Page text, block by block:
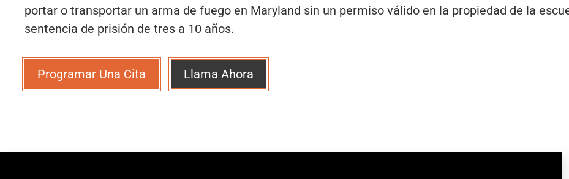
portar o transportar un arma de fuego en Maryland sin un permiso válido en la propiedad de la
sentencia de prisión de tres a 10 años.
Programar Una Cita Llama Ahora